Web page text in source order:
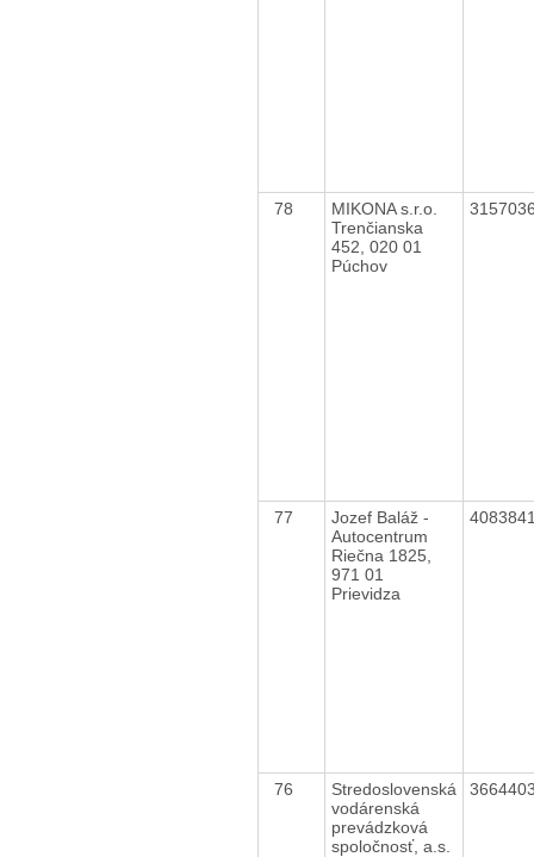
78
MIKONA s.r.o.
Trenčianska
452, 020 01
Púchov
77
Jozef Baláž -
Autocentrum
Riečna 1825,
971 01
Prievidza
76
Stredoslovenská
vodárenská
prevádzková
spoločnosť, a.s.